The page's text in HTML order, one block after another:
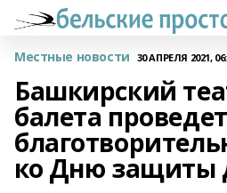
Местные новости 30 АПРЕЛЯ 2021,
Башкирский
балета проведет
ко Дню защиты